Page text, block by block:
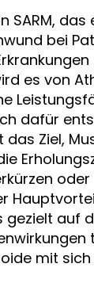
SARM,
bei
es von
dafür
das Ziel,
gezielt auf
mit sich